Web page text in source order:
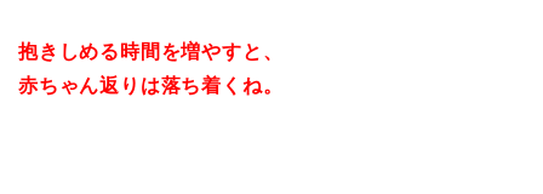
抱きしめる時間を増やすと、
赤ちゃん返りは落ち着くね。